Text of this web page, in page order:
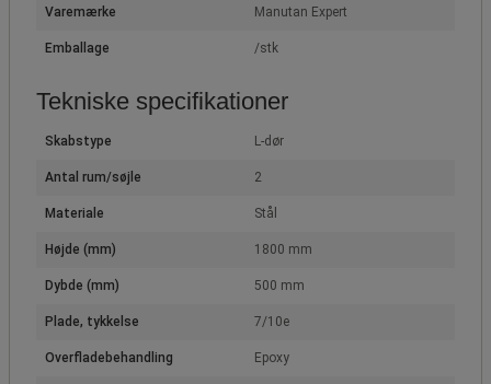
Varemærke Manutan Expert
Emballage /stk
Tekniske specifikationer
Skabstype L-dør
Antal rum/søjle 2
Materiale Stål
Højde (mm) 1800 mm
Dybde (mm) 500 mm
Plade, tykkelse 7/10e
Overfladebehandling Epoxy